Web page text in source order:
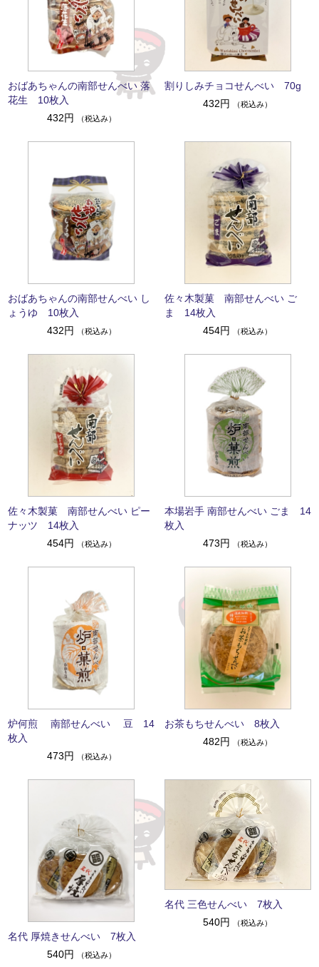
おばあちゃんの南部せんべい 落
花生 10枚入
432円
（税込み）
割りしみチョコせんべい 70g
432円
（税込み）
おばあちゃんの南部せんべい し
ょうゆ 10枚入
432円
（税込み）
佐々木製菓 南部せんべい ご
ま 14枚入
454円
（税込み）
佐々木製菓 南部せんべい ピー
ナッツ 14枚入
454円
（税込み）
本場岩手 南部せんべい ごま 14
枚入
473円
（税込み）
炉何煎 南部せんべい 豆 14
枚入
473円
（税込み）
お茶もちせんべい 8枚入
482円
（税込み）
名代 厚焼きせんべい 7枚入
540円
（税込み）
名代 三色せんべい 7枚入
540円
（税込み）